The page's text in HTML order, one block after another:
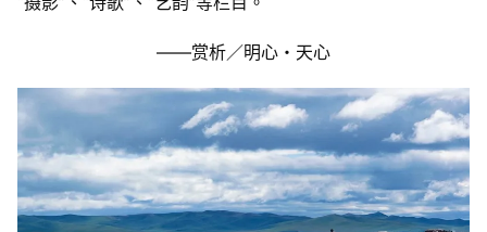
——赏析／明心・天心